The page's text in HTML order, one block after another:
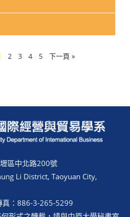
2 3 4 5 下一頁 »
區中北路200號
Li District, Taoyuan City,
：886-3-265-5299